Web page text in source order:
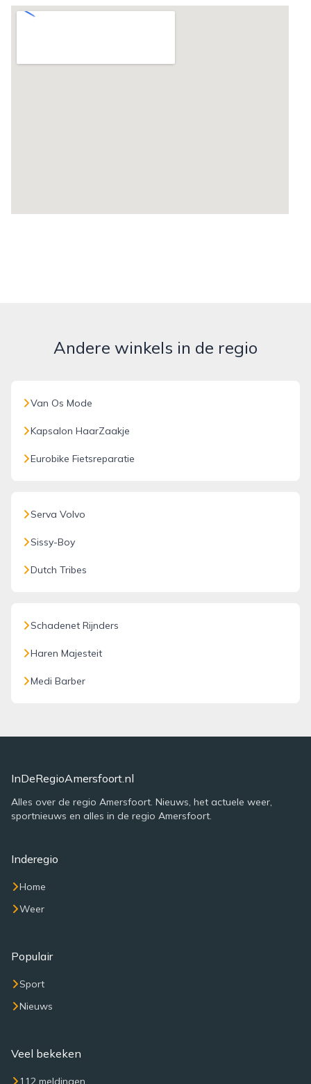
Andere winkels in de regio
Van Os Mode
Kapsalon HaarZaakje
Eurobike Fietsreparatie
Serva Volvo
Sissy-Boy
Dutch Tribes
Schadenet Rijnders
Haren Majesteit
Medi Barber
InDeRegioAmersfoort.nl
Alles over de regio Amersfoort. Nieuws, het actuele weer,
sportnieuws en alles in de regio Amersfoort.
Inderegio
Home
Weer
Populair
Sport
Nieuws
Veel bekeken
112 meldingen